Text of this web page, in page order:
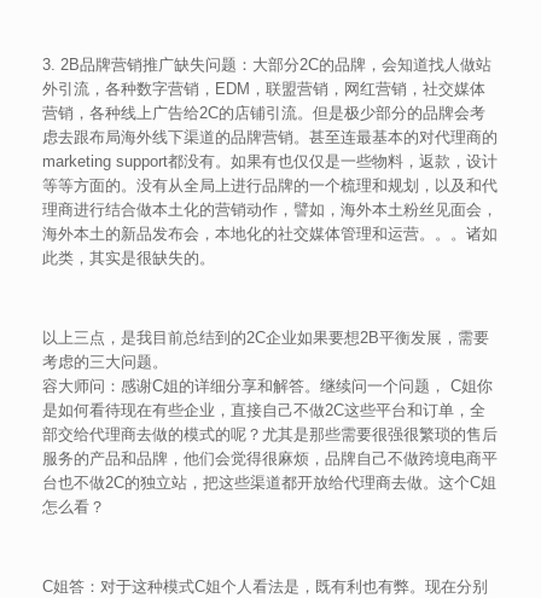
3. 2B品牌营销推广缺失问题：大部分2C的品牌，会知道找人做站
外引流，各种数字营销，EDM，联盟营销，网红营销，社交媒体
营销，各种线上广告给2C的店铺引流。但是极少部分的品牌会考
虑去跟布局海外线下渠道的品牌营销。甚至连最基本的对代理商的
marketing support都没有。如果有也仅仅是一些物料，返款，设计
等等方面的。没有从全局上进行品牌的一个梳理和规划，以及和代
理商进行结合做本土化的营销动作，譬如，海外本土粉丝见面会，
海外本土的新品发布会，本地化的社交媒体管理和运营。。。诸如
此类，其实是很缺失的。
以上三点，是我目前总结到的2C企业如果要想2B平衡发展，需要
考虑的三大问题。
容大师问：感谢C姐的详细分享和解答。继续问一个问题， C姐你
是如何看待现在有些企业，直接自己不做2C这些平台和订单，全
部交给代理商去做的模式的呢？尤其是那些需要很强很繁琐的售后
服务的产品和品牌，他们会觉得很麻烦，品牌自己不做跨境电商平
台也不做2C的独立站，把这些渠道都开放给代理商去做。这个C姐
怎么看？
C姐答：对于这种模式C姐个人看法是，既有利也有弊。现在分别